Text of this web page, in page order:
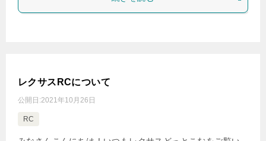
レクサスRCについて
公開日:2021年10月26日
RC